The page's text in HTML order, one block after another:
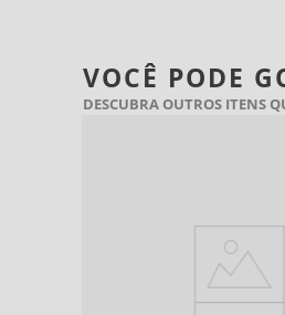
VOCÊ PODE
DESCUBRA OUTROS ITENS